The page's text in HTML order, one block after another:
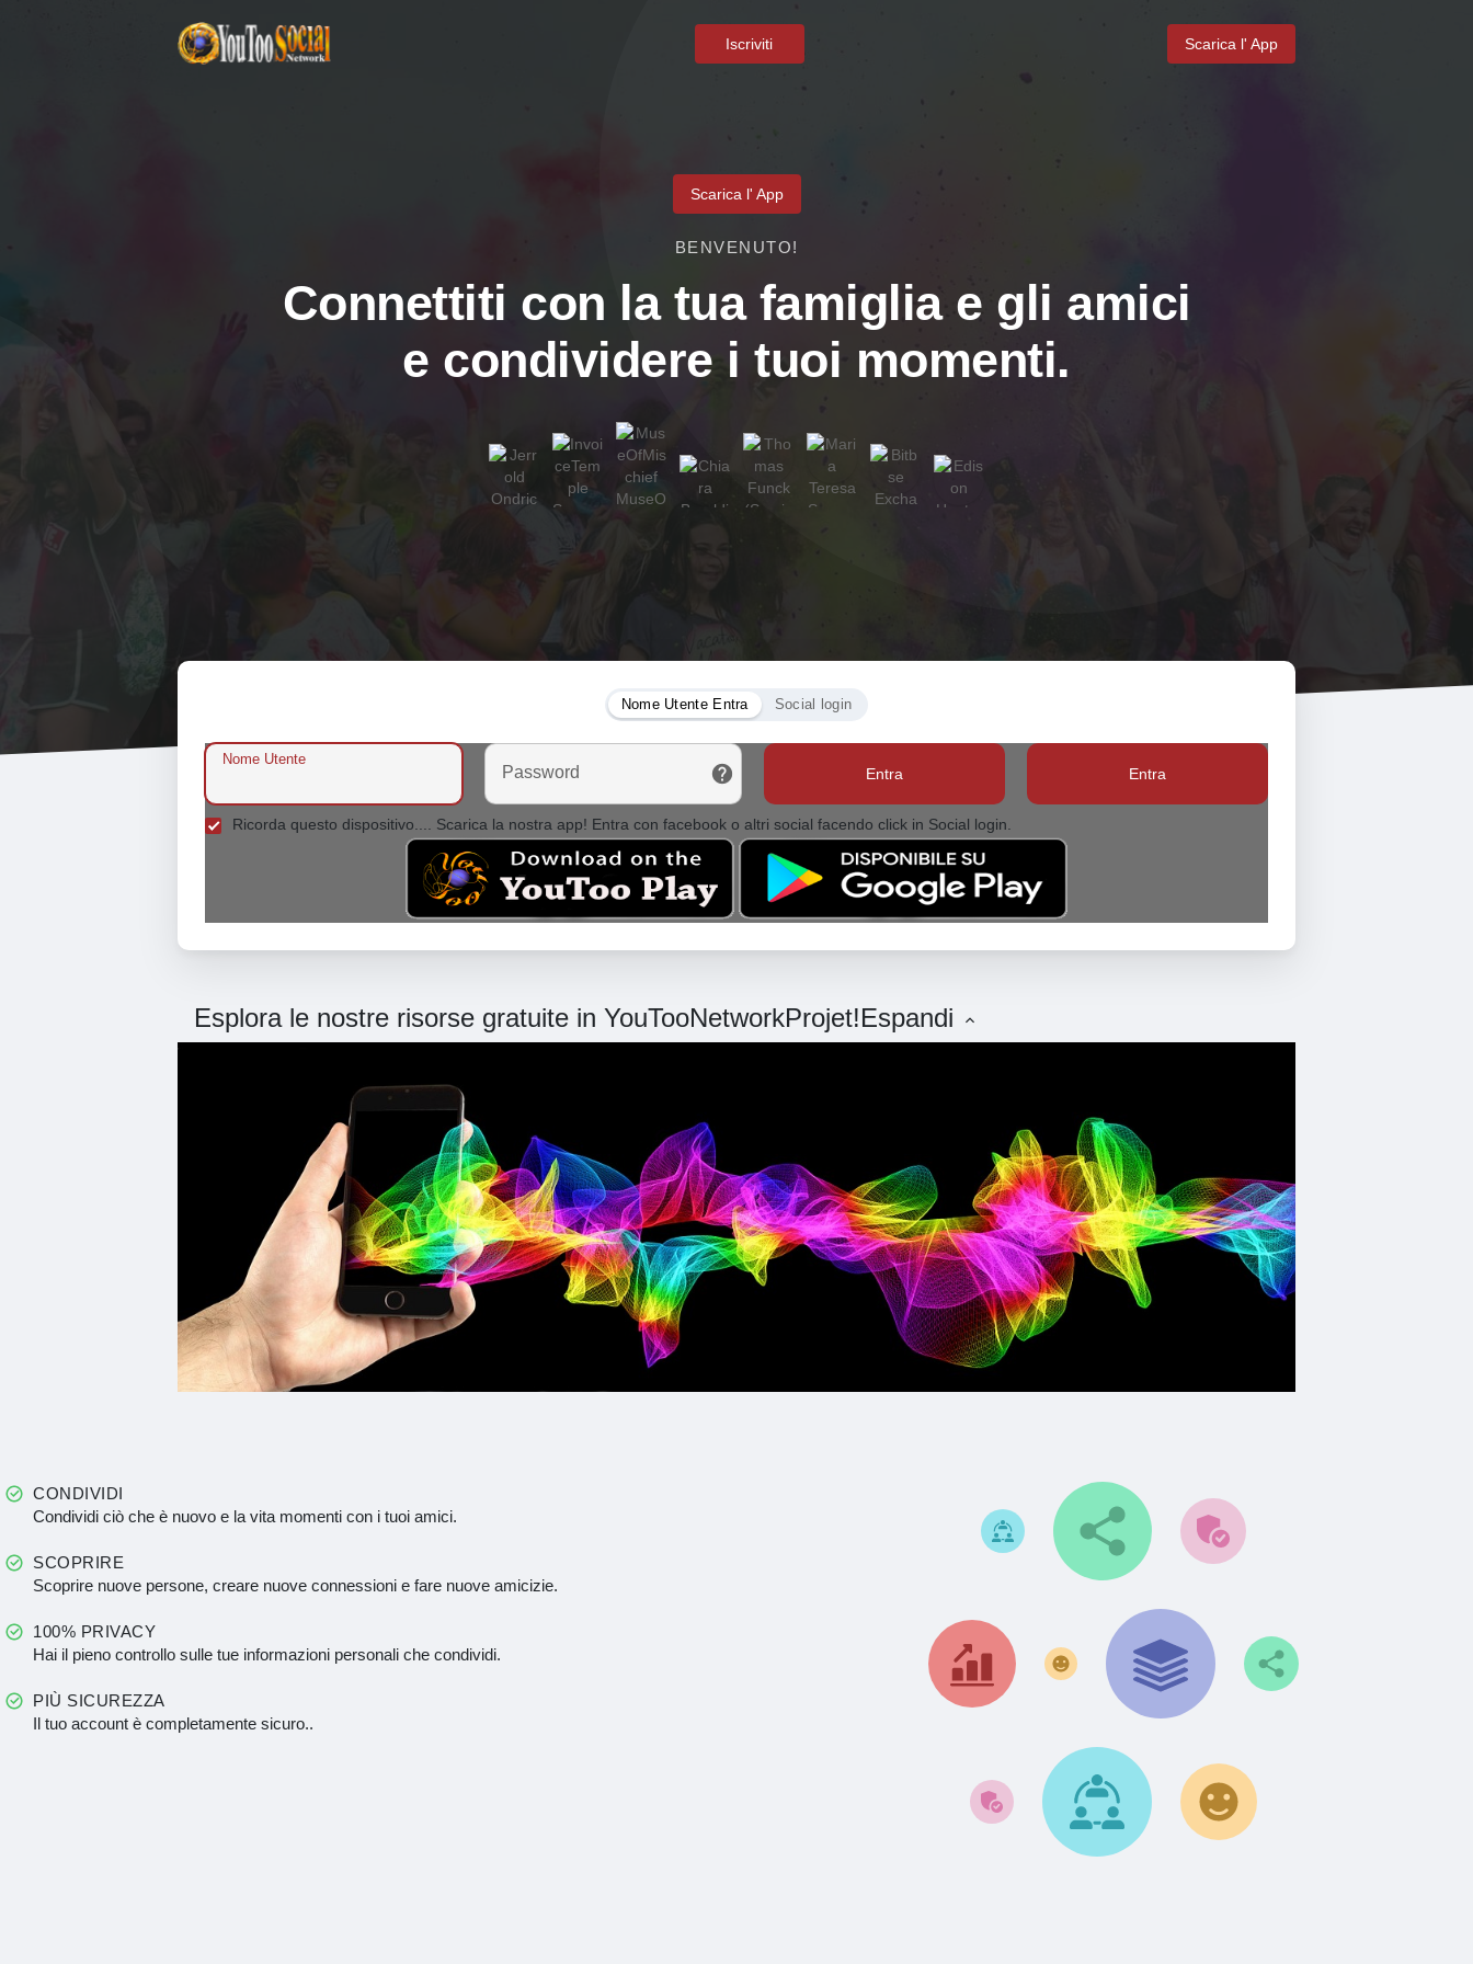
Iscriviti Scarica l' App
Scarica l' App
BENVENUTO!
Connettiti con la tua famiglia e gli amici
e condividere i tuoi momenti.
Nome Utente Entra Social login
Nome Utente
Password Entra Entra
Ricorda questo dispositivo.... Scarica la nostra app! Entra con facebook o altri social facendo click in Social login.
Esplora le nostre risorse gratuite in YouTooNetworkProjet!Espandi
CONDIVIDI
Condividi ciò che è nuovo e la vita momenti con i tuoi amici.
SCOPRIRE
Scoprire nuove persone, creare nuove connessioni e fare nuove amicizie.
100% PRIVACY
Hai il pieno controllo sulle tue informazioni personali che condividi.
PIÙ SICUREZZA
Il tuo account è completamente sicuro..